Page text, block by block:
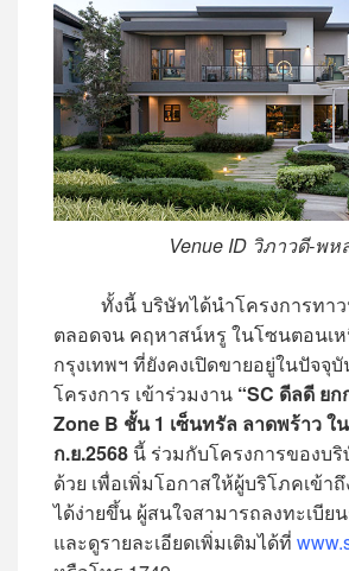
Venue ID วิภาวดี-พห
ทั้งนี้ บริษัทได้นำโครงการทาว
ตลอดจน คฤหาสน์หรู ในโซนตอนเ
กรุงเทพฯ ที่ยังคงเปิดขายอยู่ในปัจจุ
โครงการ เข้าร่วมงาน “SC ดีลดี ยก
Zone B ชั้น 1 เซ็นทรัล ลาดพร้าว ใ
ก.ย.2568 นี้ ร่วมกับโครงการของบ
ด้วย เพื่อเพิ่มโอกาสให้ผู้บริโภคเข้า
ได้ง่ายขึ้น ผู้สนใจสามารถลงทะเบีย
และดูรายละเอียดเพิ่มเติมได้ที่